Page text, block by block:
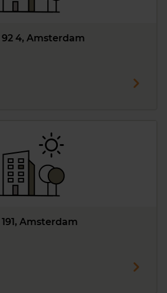
4, Amsterdam
Amsterdam